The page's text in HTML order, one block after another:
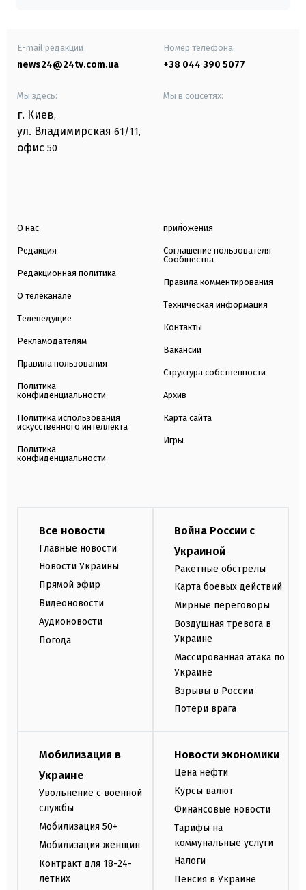
E-mail редакции
news24@24tv.com.ua
Номер телефона:
+38 044 390 5077
Мы здесь:
г. Киев,
ул. Владимирская 61/11,
офис 50
Мы в соцсетях:
О нас
Редакция
Редакционная политика
О телеканале
Телеведущие
Рекламодателям
Правила пользования
Политика
конфиденциальности
Политика использования
искусственного интеллекта
Политика
конфиденциальности
приложения
Соглашение пользователя
Сообщества
Правила комментирования
Техническая информация
Контакты
Вакансии
Структура собственности
Архив
Карта сайта
Игры
Все новости
Главные новости
Новости Украины
Прямой эфир
Видеоновости
Аудионовости
Погода
Война России с
Украиной
Ракетные обстрелы
Карта боевых действий
Мирные переговоры
Воздушная тревога в
Украине
Массированная атака по
Украине
Взрывы в России
Потери врага
Мобилизация в
Украине
Увольнение с военной
службы
Мобилизация 50+
Мобилизация женщин
Контракт для 18-24-
летних
Новости экономики
Цена нефти
Курсы валют
Финансовые новости
Тарифы на
коммунальные услуги
Налоги
Пенсия в Украине